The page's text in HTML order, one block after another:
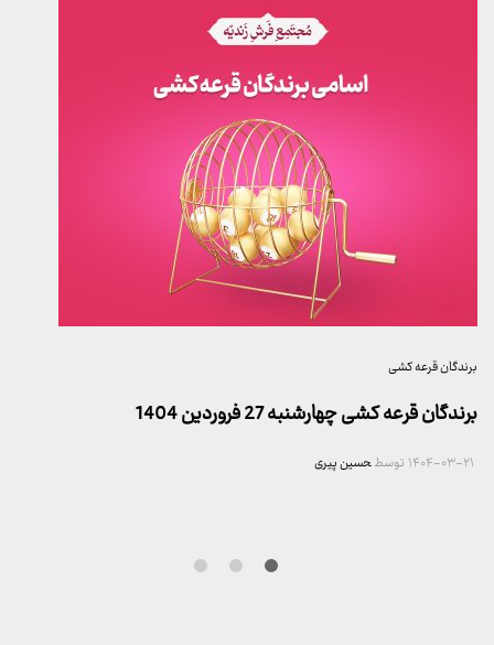
برندگان قرعه کشی
برندگان قرعه کشی چهارشنبه 27 فروردین 1404
۱۴۰۴-۰۳-۲۱ توسطحسین پیری